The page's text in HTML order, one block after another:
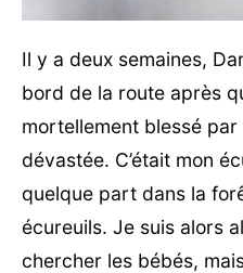
Il y a deux semaines,
bord de la route après
mortellement blessé par
dévastée. C’était mon
quelque part dans la
écureuils. Je suis alors
chercher les bébés,